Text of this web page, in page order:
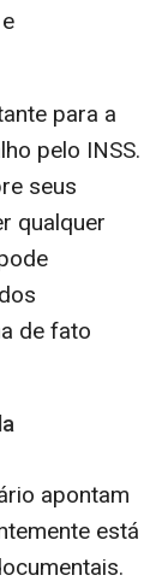
para a
pelo INSS.
seus
qualquer
de fato
apontam
está